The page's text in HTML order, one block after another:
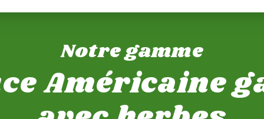
Notre gamme
Américaine